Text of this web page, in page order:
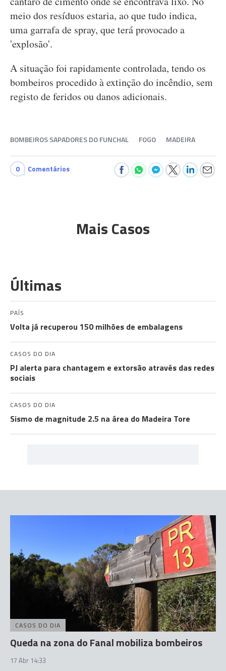
meio dos resíduos estaria, ao que tudo indica,
uma garrafa de spray, que terá provocado a
'explosão'.
A situação foi rapidamente controlada, tendo os
bombeiros procedido à extinção do incêndio, sem
registo de feridos ou danos adicionais.
BOMBEIROS SAPADORES DO FUNCHAL FOGO MADEIRA
0 Comentários
Mais Casos
Últimas
PAÍS
Volta já recuperou 150 milhões de embalagens
CASOS DO DIA
PJ alerta para chantagem e extorsão através das redes
sociais
CASOS DO DIA
Sismo de magnitude 2.5 na área do Madeira Tore
CASOS DO DIA
Queda na zona do Fanal mobiliza bombeiros
17 Abr 14:33